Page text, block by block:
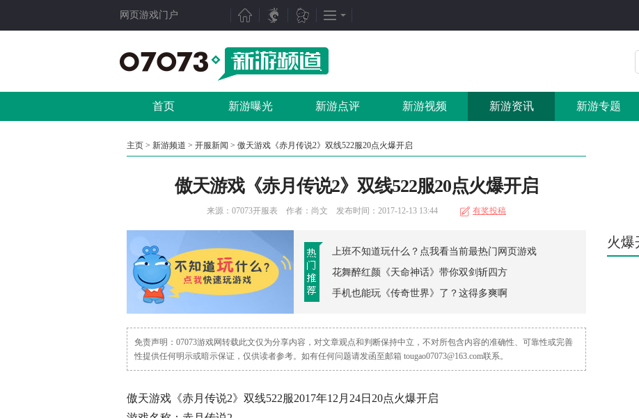
网页游戏门户
新游聚焦
新游点评
新游曝光
测试表
产业动态
行业动态
07073视点
厂商频道
产业专题
新闻周刊
新游竞速
游戏专题
更多专题
我是皇
太极崛起
荒野行动
刺激战场
找游
游戏
打折充
首页 新游曝光 新游点评 新游视频 新游资讯 新游专题
主页 > 新游频道 > 开服新闻 > 傲天游戏《赤月传说2》双线522服20点火爆开启
傲天游戏《赤月传说2》双线522服20点火爆开启
来源： 07073开服表 作者：尚文 发布时间：2017-12-13 13:44 有奖投稿
上班不知道玩什么？点我看当前最热门网页游戏
花舞醉红颜《天命神话》带你双剑斩四方
手机也能玩《传奇世界》了？这得多爽啊
免责声明：07073游戏网转载此文仅为分享内容，对文章观点和判断保持中立，不对所包含内容的准确性、可靠性或完善
性提供任何明示或暗示保证，仅供读者参考。如有任何问题请发函至邮箱 tougao07073@163.com联系。
傲天游戏《赤月传说2》双线522服2017年12月24日20点火爆开启
火爆